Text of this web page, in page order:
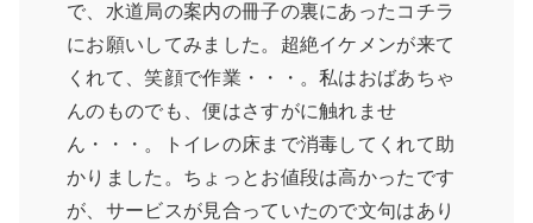
で、水道局の案内の冊子の裏にあったコチラ
にお願いしてみました。超絶イケメンが来て
くれて、笑顔で作業・・・。私はおばあちゃ
んのものでも、便はさすがに触れませ
ん・・・。トイレの床まで消毒してくれて助
かりました。ちょっとお値段は高かったです
が、サービスが見合っていたので文句はあり